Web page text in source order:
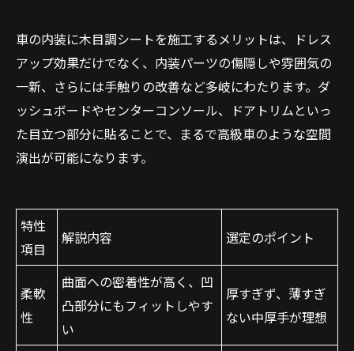
車の内装に木目調シートを施工するメリットは、ドレス
アップ効果だけでなく、内装パーツの傷隠しや雰囲気の
一新、さらには手触りの改善など多岐にわたります。ダ
ッシュボードやセンターコンソール、ドアトリムといっ
た目立つ部分に貼ることで、まるで高級車のような空間
演出が可能になります。
特性
項目
解説内容 選定のポイント
柔軟
性
曲面への密着性が高く、凹
凸部分にもフィットしやす
い
厚すぎず、薄すぎ
ない中厚手が理想